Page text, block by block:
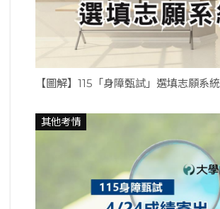
【圖解】115「身障甄試」選填志願系統
其他考情